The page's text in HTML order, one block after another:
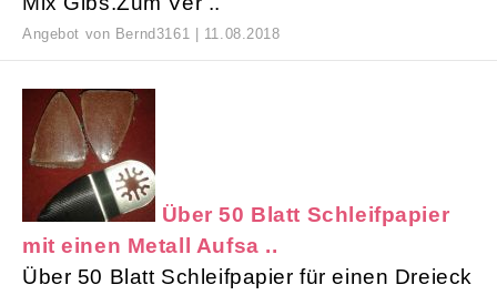
Angebot von Bernd3161 | 11.08.2018
Über 50 Blatt Schleifpapier
mit einen Metall Aufsa ..
Über 50 Blatt Schleifpapier für einen Dreieck